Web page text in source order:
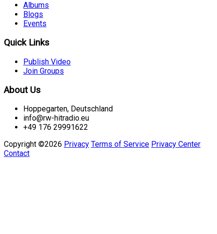
Albums
Blogs
Events
Quick Links
Publish Video
Join Groups
About Us
Hoppegarten, Deutschland
info@rw-hitradio.eu
+49 176 29991622
Copyright ©2026 Privacy Terms of Service Privacy Center
Contact